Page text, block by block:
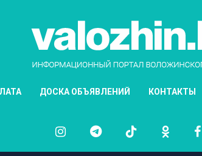
ДОСКА ОБЪЯВЛЕНИЙ КОНТАКТЫ